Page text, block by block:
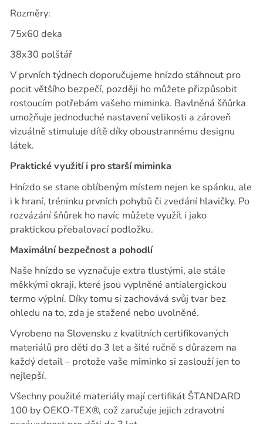
Rozměry:
75x60 deka
38x30 polštář
V prvních týdnech doporučujeme hnízdo stáhnout pro
pocit většího bezpečí, později ho můžete přizpůsobit
rostoucím potřebám vašeho miminka. Bavlněná šňůrka
umožňuje jednoduché nastavení velikosti a zároveň
vizuálně stimuluje dítě díky oboustrannému designu
látek.
Praktické využití i pro starší miminka
Hnízdo se stane oblíbeným místem nejen ke spánku, ale
i k hraní, tréninku prvních pohybů či zvedání hlavičky. Po
rozvázání šňůrek ho navíc můžete využít i jako
praktickou přebalovací podložku.
Maximální bezpečnost a pohodlí
Naše hnízdo se vyznačuje extra tlustými, ale stále
měkkými okraji, které jsou vyplněné antialergickou
termo výplní. Díky tomu si zachovává svůj tvar bez
ohledu na to, zda je stažené nebo uvolněné.
Vyrobeno na Slovensku z kvalitních certifikovaných
materiálů pro děti do 3 let a šité ručně s důrazem na
každý detail – protože vaše miminko si zaslouží jen to
nejlepší.
Všechny použité materiály mají certifikát ŠTANDARD
100 by OEKO-TEX®, což zaručuje jejich zdravotní